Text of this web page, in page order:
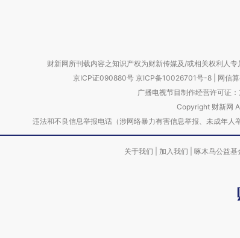
财新网所刊载内容之知识产权为财新传媒及/或相关权利人
京ICP证090880号 京ICP备10026701号-8 网信
广播电视节目制作经营许可证
Copyright 财新网
违法和不良信息举报电话（涉网络暴力有害信息举报、未成
关于我们 加入我们 啄木鸟公益基